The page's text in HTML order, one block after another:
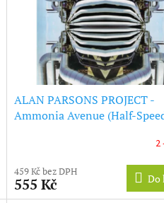
ALAN PARSONS PROJECT -
Ammonia Avenue (Half-
2
459 Kč bez DPH
555 Kč Do